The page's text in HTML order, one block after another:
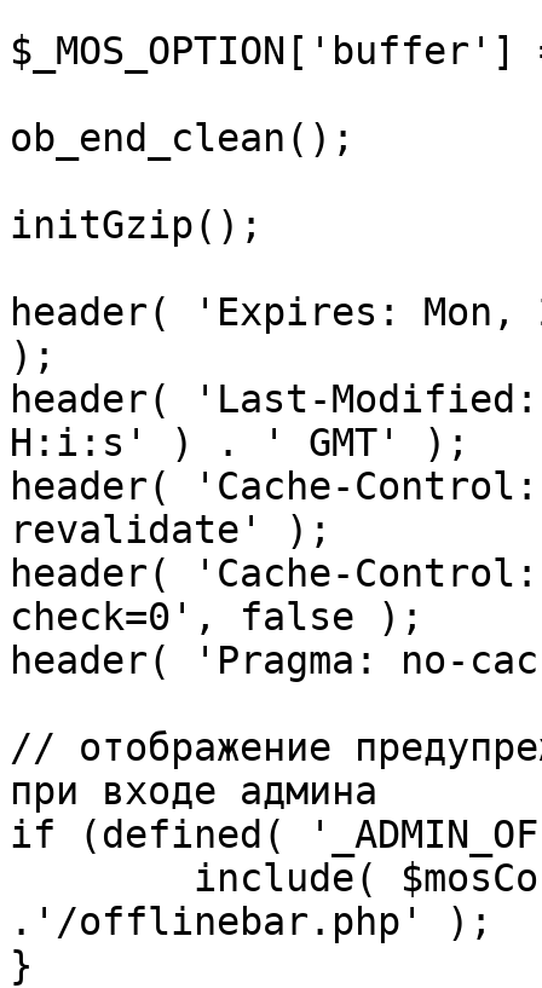
ob_end_clean();
initGzip();
header( 'Expires: Mon,
);
header( 'Last-
H:i:s' ) . ' GMT' );
header( 'Cache-
revalidate' );
header( 'Cache-
check=0', false );
header( 'Pragma: no-
// отображение
при входе админа
if (defined(
.'/offlinebar.php' );
}